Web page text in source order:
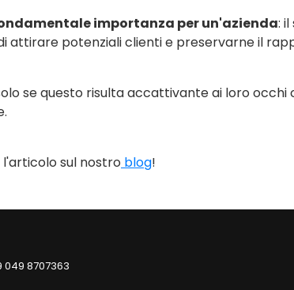
importanza per un'azienda:
attirare potenziali clienti e preservarne il
se questo risulta accattivante ai loro
l'articolo sul nostro blog!
049 8707363